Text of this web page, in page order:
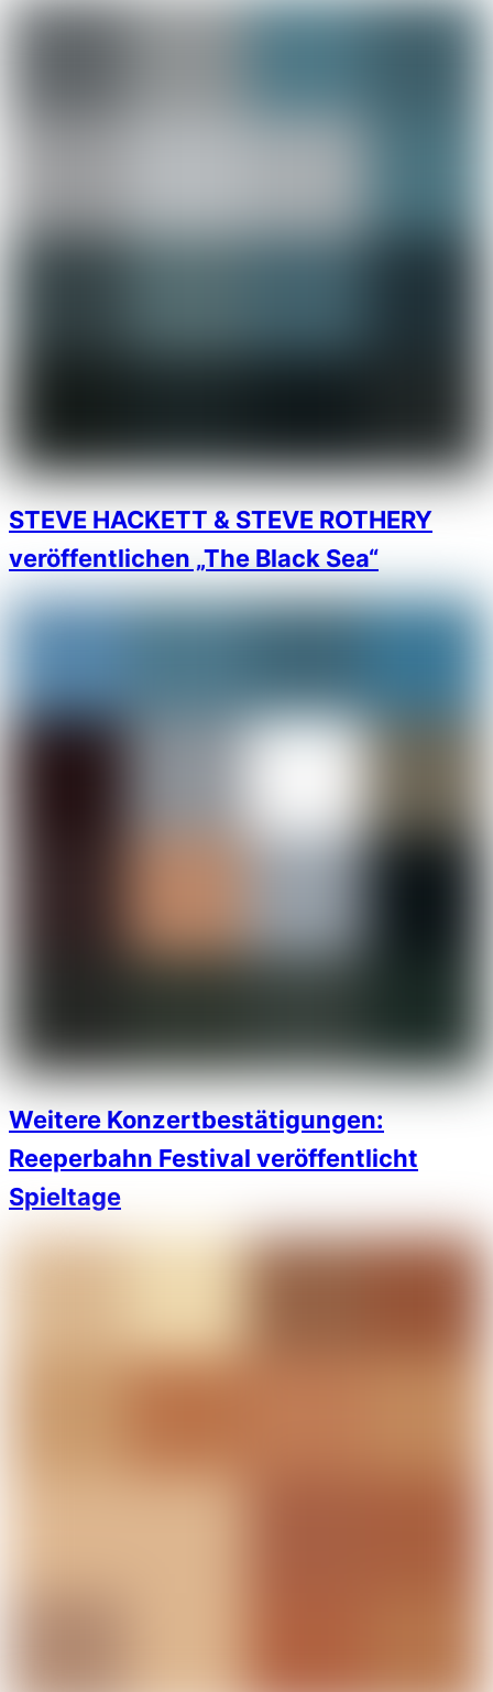
STEVE HACKETT & STEVE ROTHERY
veröffentlichen „The Black Sea“
Weitere Konzertbestätigungen:
Reeperbahn Festival veröffentlicht
Spieltage